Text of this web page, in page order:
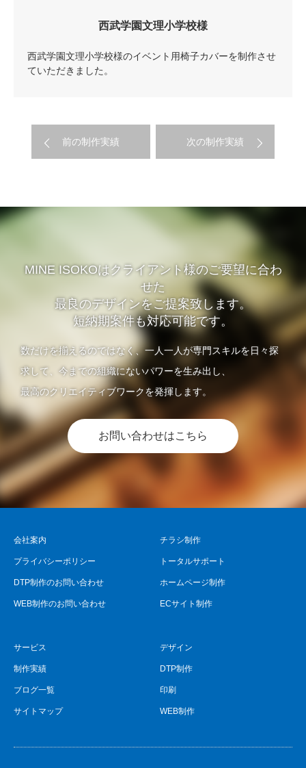
西武学園文理小学校様
西武学園文理小学校様のイベント用椅子カバーを制作させ
ていただきました。
前の制作実績 次の制作実績
MINE ISOKOはクライアント様のご要望に合わ
せた
最良のデザインをご提案致します。
短納期案件も対応可能です。
数だけを揃えるのではなく、一人一人が専門スキルを日々探
求して、今までの組織にないパワーを生み出し、
最高のクリエイティブワークを発揮します。
お問い合わせはこちら
会社案内
プライバシーポリシー
DTP制作のお問い合わせ
WEB制作のお問い合わせ
チラシ制作
トータルサポート
ホームページ制作
ECサイト制作
サービス
制作実績
ブログ一覧
サイトマップ
デザイン
DTP制作
印刷
WEB制作